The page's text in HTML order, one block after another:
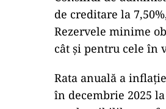
de creditare la
Rezervele minime
cât și pentru cele în
Rata anuală a
în decembrie 2025